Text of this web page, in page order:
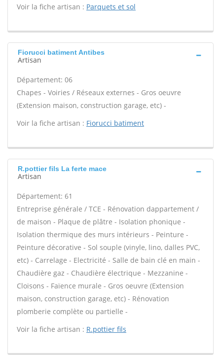
Voir la fiche artisan : Parquets et sol
Fiorucci batiment Antibes
Artisan
Département: 06
Chapes - Voiries / Réseaux externes - Gros oeuvre
(Extension maison, construction garage, etc) -
Voir la fiche artisan : Fiorucci batiment
R.pottier fils La ferte mace
Artisan
Département: 61
Entreprise générale / TCE - Rénovation dappartement /
de maison - Plaque de plâtre - Isolation phonique -
Isolation thermique des murs intérieurs - Peinture -
Peinture décorative - Sol souple (vinyle, lino, dalles PVC,
etc) - Carrelage - Electricité - Salle de bain clé en main -
Chaudière gaz - Chaudière électrique - Mezzanine -
Cloisons - Faïence murale - Gros oeuvre (Extension
maison, construction garage, etc) - Rénovation
plomberie complète ou partielle -
Voir la fiche artisan : R.pottier fils